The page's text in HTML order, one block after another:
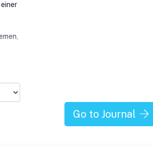
Go to Journal